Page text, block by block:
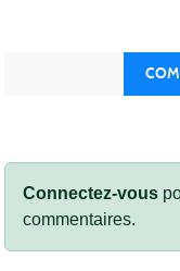
Connectez-vous
commentaires.